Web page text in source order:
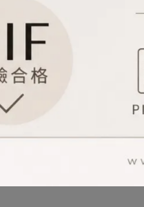
，若有過敏或不適請停止使
品，拆封後恕無法辦理退換貨
報關進口，保證正貨，且以
顏色、印刷方式等，皆會因
場之商品圖片僅供參考，以收